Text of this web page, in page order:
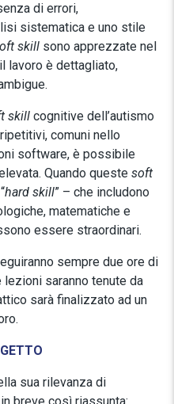
di errori,
sistematica e uno stile
skill sono apprezzate nel
lavoro è dettagliato,
skill cognitive dell’autismo
comuni nello
software, è possibile
Quando queste soft
hard skill” – che includono
matematiche e
essere straordinari.
sempre due ore di
saranno tenute da
sarà finalizzato ad un
sua rilevanza di